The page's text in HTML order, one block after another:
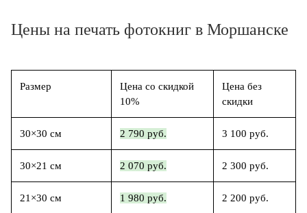
Цены на печать фотокниг в Моршанске
Размер
Цена со скидкой
10%
Цена без
скидки
30×30 см 2 790 руб. 3 100 руб.
30×21 см 2 070 руб. 2 300 руб.
21×30 см 1 980 руб. 2 200 руб.